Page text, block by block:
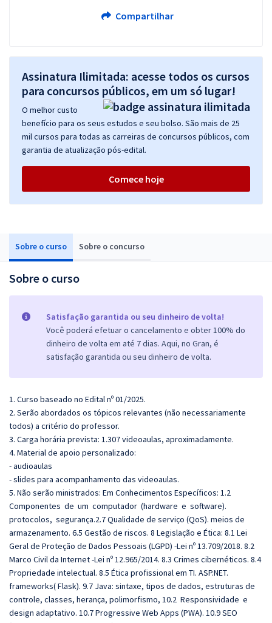
Sobre o curso Sobre o concurso
Sobre o curso
Satisfação garantida ou seu dinheiro de volta!
Você poderá efetuar o cancelamento e obter 100% do
dinheiro de volta em até 7 dias. Aqui, no Gran, é
satisfação garantida ou seu dinheiro de volta.
1. Curso baseado no Edital nº 01/2025.
2. Serão abordados os tópicos relevantes (não necessariamente
todos) a critério do professor.
3. Carga horária prevista: 1.307 videoaulas, aproximadamente.
4. Material de apoio personalizado:
- audioaulas
- slides para acompanhamento das videoaulas.
5. Não serão ministrados: Em Conhecimentos Específicos: 1.2
Componentes de um computador (hardware e software).
protocolos, segurança.2.7 Qualidade de serviço (QoS). meios de
armazenamento. 6.5 Gestão de riscos. 8 Legislação e Ética: 8.1 Lei
Geral de Proteção de Dados Pessoais (LGPD) -Lei nº 13.709/2018. 8.2
Marco Civil da Internet -Lei nº 12.965/2014. 8.3 Crimes cibernéticos. 8.4
Propriedade intelectual. 8.5 Ética profissional em TI. ASP.NET.
frameworks( Flask). 9.7 Java: sintaxe, tipos de dados, estruturas de
controle, classes, herança, polimorfismo, 10.2 Responsividade e
design adaptativo. 10.7 Progressive Web Apps (PWA). 10.9 SEO
Compartilhar
Assinatura Ilimitada: acesse todos os cursos
para concursos públicos, em um só lugar!
O melhor custo
benefício para os seus estudos e seu bolso. São mais de 25
mil cursos para todas as carreiras de concursos públicos, com
garantia de atualização pós-edital.
Comece hoje